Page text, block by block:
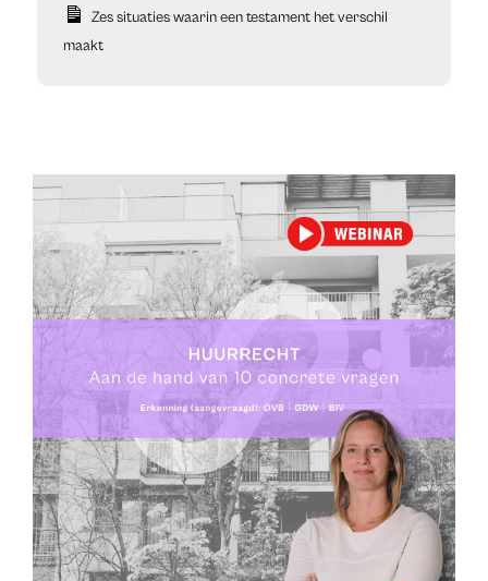
Zes situaties waarin een testament het verschil
maakt